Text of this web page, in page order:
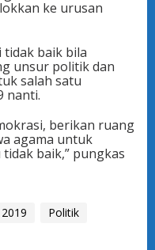
ke urusan
tidak baik bila
unsur politik dan
salah satu
nanti.
berikan ruang
agama untuk
baik,” pungkas
Politik